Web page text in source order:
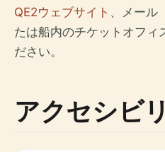
QE2ウェブサイト 、メール
たは船内のチケットオフィ
ださい。
アクセシビ